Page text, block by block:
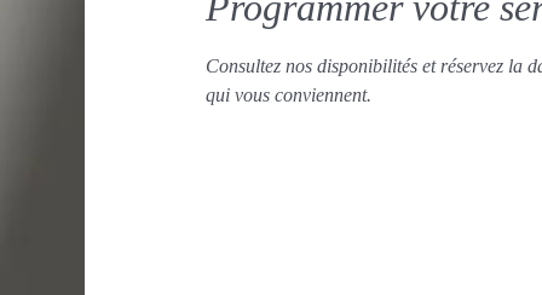
Consultez nos disponibilités et réservez la
qui vous conviennent.